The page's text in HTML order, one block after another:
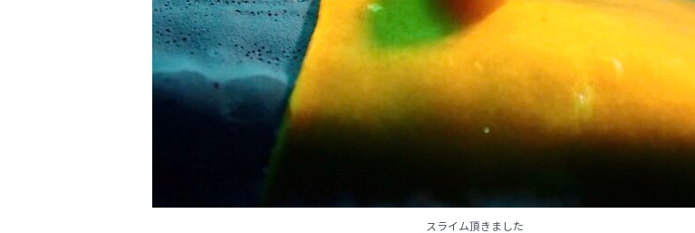
スライム頂きました